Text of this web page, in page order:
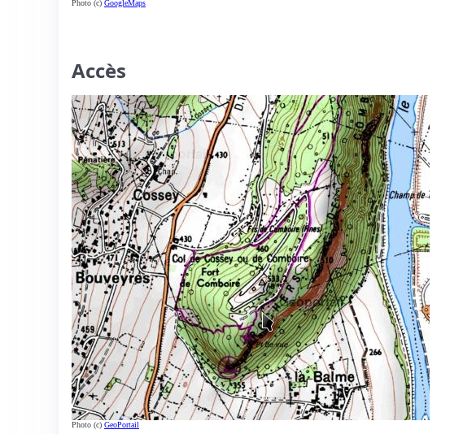
Photo (c) GoogleMaps
Accès
Photo (c) GeoPortail